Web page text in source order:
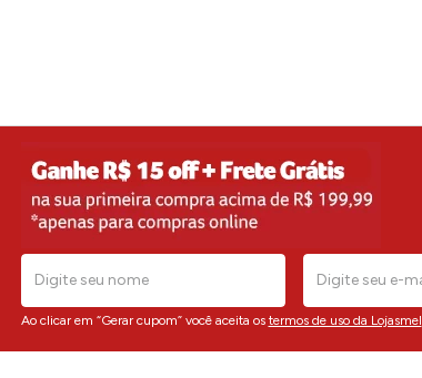
Ao clicar em “Gerar cupom” você aceita os termos de uso da Lojasmel